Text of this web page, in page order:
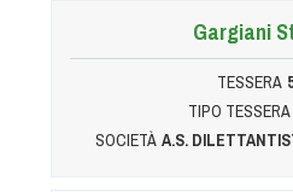
Gargiani
TESSERA
TIPO TESSERA
SOCIETÀ A.S.